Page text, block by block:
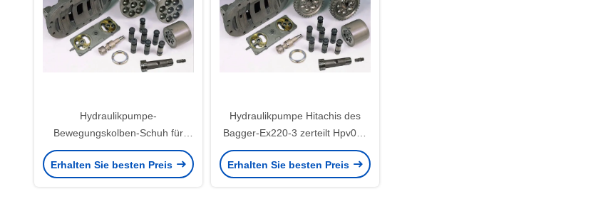
Hydraulikpumpe-
Bewegungskolben-Schuh für
Bagger-Pilotpumpe ZX200
EX200-1 EX200-2
Erhalten Sie besten Preis
Hydraulikpumpe Hitachis des
Bagger-Ex220-3 zerteilt Hpv091
HPV102 HPV116 HPV125B
Erhalten Sie besten Preis